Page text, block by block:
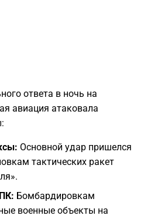
ответа в ночь на
авиация атаковала
Основной удар пришелся
тактических ракет
Бомбардировкам
военные объекты на